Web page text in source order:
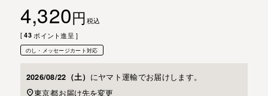
4,320
税込
[ 43 ポイント進呈 ]
のし・メッセージカート対応
2026/08/22（土） にヤマト運輸でお届けします。
東京都お届け先を変更